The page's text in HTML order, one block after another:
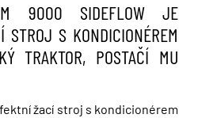
9000 SIDEFLOW JE
STROJ S KONDICIONÉREM
TRAKTOR, POSTAČÍ MU
žací stroj s kondicionérem